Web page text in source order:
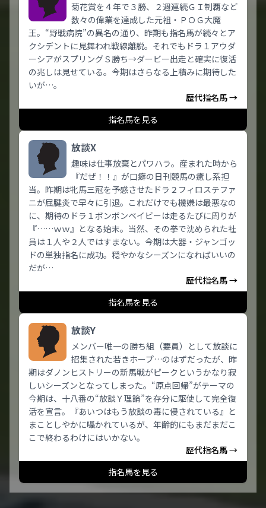
菊花賞を４年で３勝、２週連続ＧＩ制覇など
数々の偉業を達成した元祖・ＰＯＧ大魔
王。“野戦病院”の異名の通り、昨期も指名馬が続々とア
クシデントに見舞われ戦線離脱。それでもドラ１アウダ
ーシアがスプリングＳ勝ち→ダービー出走と確実に復活
の兆しは見せている。今期はさらなる上積みに期待した
いが…。
歴代指名馬 →
指名馬を見る
放談X
趣味は仕事放棄とパワハラ。産まれた時から
『だぜ！！』が口癖の日刊競馬の癒し系担
当。昨期は牝馬三冠を予感させたドラ２フィロステファ
ニが屈腱炎で早々に引退。これだけでも機嫌は最悪なの
に、期待のドラ１ボンボンベイビーは走るたびに周りが
『……ｗｗ』となる始末。当然、その拳で沈められた社
員は１人や２人ではすまない。今期は大器・ジャンゴッ
ドの単独指名に成功。穏やかなシーズンになればいいの
だが…
歴代指名馬 →
指名馬を見る
放談Y
メンバー唯一の勝ち組（要員）として放談に
招集された若きホープ…のはずだったが、昨
期はダノンヒストリーの新馬戦がピークというかなり寂
しいシーズンとなってしまった。“原点回帰”がテーマの
今期は、十八番の“放談Ｙ理論”を存分に駆使して完全復
活を宣言。『あいつはもう放談の毒に侵されている』と
まことしやかに囁かれているが、年齢的にもまだまだこ
こで終わるわけにはいかない。
歴代指名馬 →
指名馬を見る